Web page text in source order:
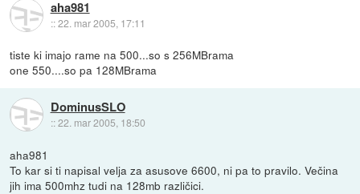
aha981
::22. mar 2005, 17:11
tiste ki imajo rame na 500...so s 256MBrama
one 550....so pa 128MBrama
DominusSLO
::22. mar 2005, 18:50
aha981
To kar si ti napisal velja za asusove 6600, ni pa to pravilo. Večina
jih ima 500mhz tudi na 128mb različici.